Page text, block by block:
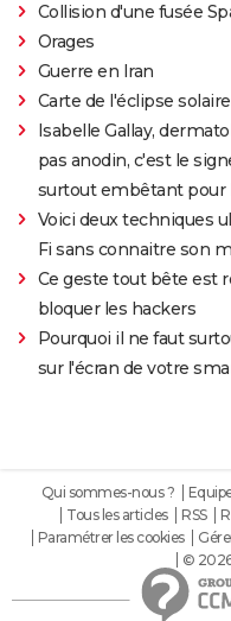
Collision d'une fusée
Orages
Guerre en Iran
Carte de l'éclipse
Isabelle Gallay,
pas anodin, c'est le
surtout embêtant pour
Voici deux techniques
Fi sans connaitre son
Ce geste tout bête est
bloquer les hackers
Pourquoi il ne faut
sur l'écran de votre
Qui sommes-nous ?
Tous les articles
RSS
Paramétrer les cookies
©